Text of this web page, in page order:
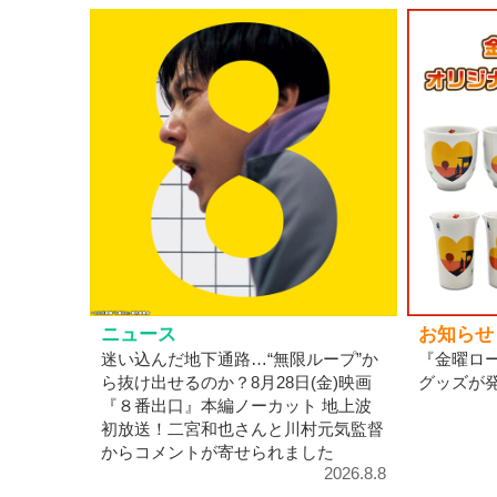
ニュース
迷い込んだ地下通路…“無限ループ”か
ら抜け出せるのか？8月28日(金)映画
『８番出口』本編ノーカット 地上波
初放送！二宮和也さんと川村元気監督
からコメントが寄せられました
2026.8.8
お知らせ
『金曜ロ
グッズが